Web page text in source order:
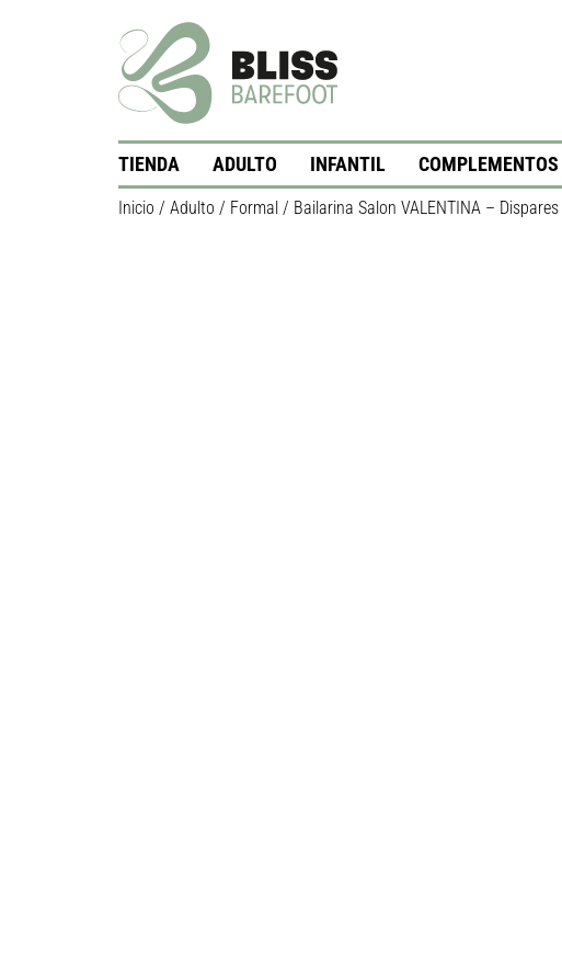
TIENDA ADULTO INFANTIL COMPLEMENTOS
Inicio / Adulto / Formal/ Bailarina Salon VALENTINA – Dispares